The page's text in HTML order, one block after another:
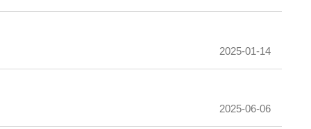
2025-01-14
2025-06-06